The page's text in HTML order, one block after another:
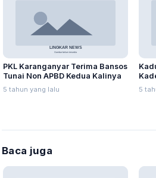
PKL Karanganyar Terima Bansos
Tunai Non APBD Kedua Kalinya
5 tahun yang lalu 5
Baca juga